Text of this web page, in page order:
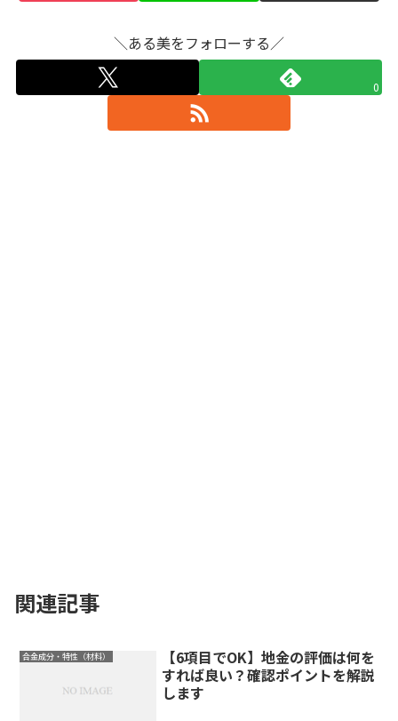
＼ある美をフォローする／
0
関連記事
合金成分・特性（材料）
【6項目でOK】地金の評価は何を
すれば良い？確認ポイントを解説
します